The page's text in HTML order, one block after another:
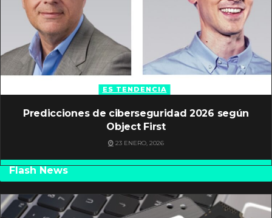
ES TENDENCIA
Predicciones de ciberseguridad 2026 según
Object First
23 ENERO, 2026
Flash News